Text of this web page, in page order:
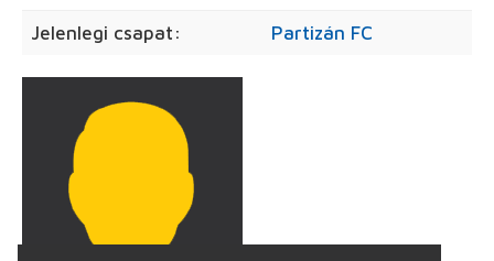
Jelenlegi csapat: Partizán FC